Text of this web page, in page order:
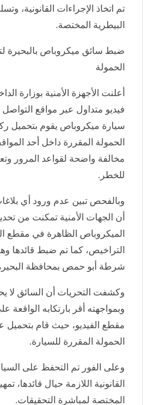
تم اتخاذ الإجراءات القانونية،
البيطرية المختصة.
ضبط سائق ميكروباص بالبحيرة
الحمولة
أعلنت الأجهزة الأمنية بوزارة
فيديو متداول عبر مواقع التواصل
سيارة ميكروباص يقوم بتحميل
الحمولة المقررة داخل أحد
مخالفة واضحة لقواعد المرور
للخطر.
وبالفحص تبين عدم ورود أي
أن الجهات الأمنية تمكنت من
الميكروباص الظاهرة في مقطع
التراخيص، كما تم ضبط قائدها
شرطة أبو حمص بمحافظة
وكشفت التحريات أن السائق لا
وبمواجهته أقر بارتكابه
مقطع الفيديو، حيث قام بتحميل
الحمولة المقررة للسيارة.
وعلى الفور تم التحفظ على
القانونية اللازمة حيال قائدها،
المختصة لمباشرة التحقيقات.